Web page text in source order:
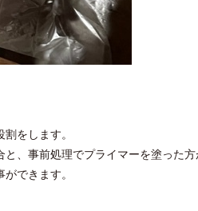
をします。
、事前処理でプライマーを塗った方
できます。